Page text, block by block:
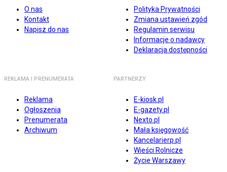
O nas
Kontakt
Napisz do nas
Polityka Prywatności
Zmiana ustawień zgód
Regulamin serwisu
Informacje o nadawcy
Deklaracja dostępności
REKLAMA I PRENUMERATA
Reklama
Ogłoszenia
Prenumerata
Archiwum
PARTNERZY
E-kiosk.pl
E-gazety.pl
Nexto.pl
Mała księgowość
Kancelarierp.pl
Wieści Rolnicze
Życie Warszawy